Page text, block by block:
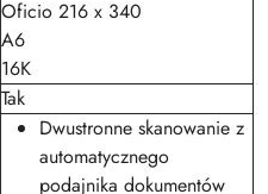
Oficio 216 x 340
A6
16K
Tak
Dwustronne skanowanie z
automatycznego
podajnika dokumentów